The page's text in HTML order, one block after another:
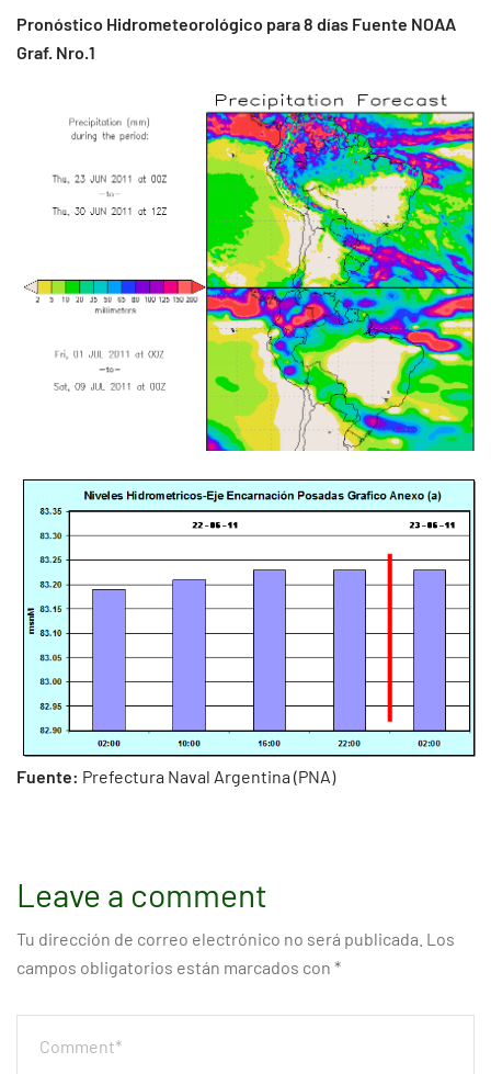
Pronóstico Hidrometeorológico para 8 días Fuente NOAA
Graf. Nro.1
Fuente: Prefectura Naval Argentina (PNA)
Leave a comment
Tu dirección de correo electrónico no será publicada. Los
campos obligatorios están marcados con *